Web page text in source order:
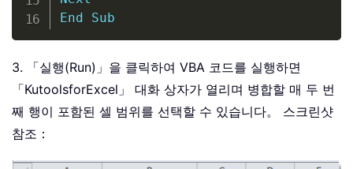
End
Sub
3. 「실행(Run)」을 클릭하여 VBA 코드를 실행하면
「KutoolsforExcel」 대화 상자가 열리며 병합할 매 두 번
째 행이 포함된 셀 범위를 선택할 수 있습니다。 스크린샷
참조：